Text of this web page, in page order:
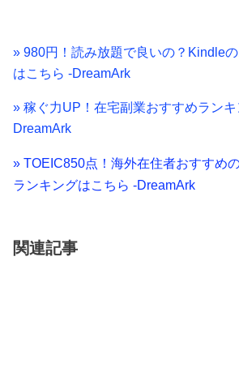
» 980円！読み放題で良いの？Kindle
はこちら -DreamArk
» 稼ぐ力UP！在宅副業おすすめラン
DreamArk
» TOEIC850点！海外在住者おすすめ
ランキングはこちら -DreamArk
関連記事